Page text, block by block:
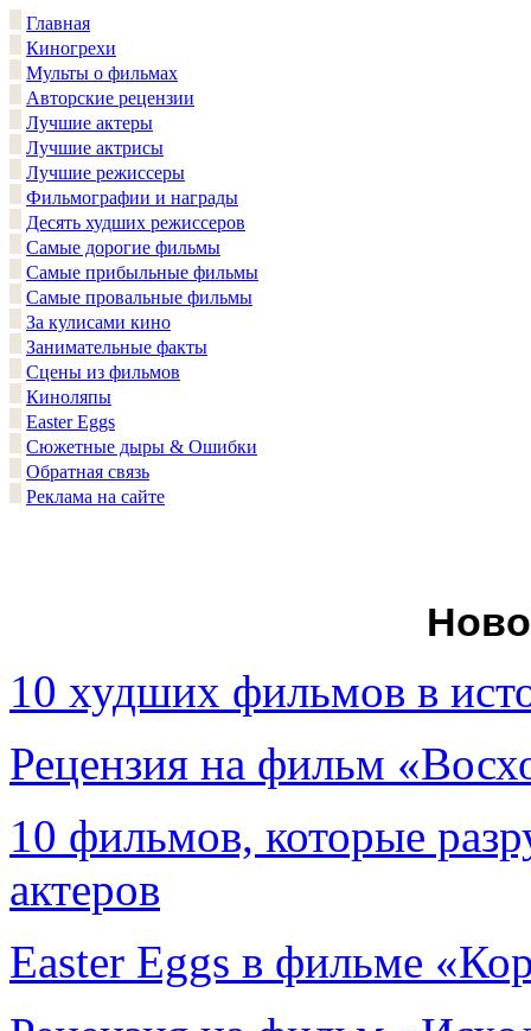
Главная
Киногрехи
Мульты о фильмах
Авторские рецензии
Лучшие актеры
Лучшие актрисы
Лучшие режиссеры
Фильмографии и награды
Десять худших режиссеров
Самые дорогие фильмы
Самые прибыльные фильмы
Самые провальные фильмы
За кулисами кино
Занимательные факты
Сцены из фильмов
Киноляпы
Easter Eggs
Сюжетные дыры & Ошибки
Обратная связь
Реклама на сайте
10 худших фильмов в
Рецензия на фильм
10 фильмов, которые
актеров
Easter Eggs в фильме